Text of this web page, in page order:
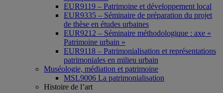
EUR9119 – Patrimoine et développement local
EUR9335 – Séminaire de préparation du projet
de thèse en études urbaines
EUR9212 – Séminaire méthodologique : axe «
Patrimoine urbain »
EUR9118 – Patrimonialisation et représentations
patrimoniales en milieu urbain
Muséologie, médiation et patrimoine
MSL9006 La patrimonialisation
Histoire de l’art